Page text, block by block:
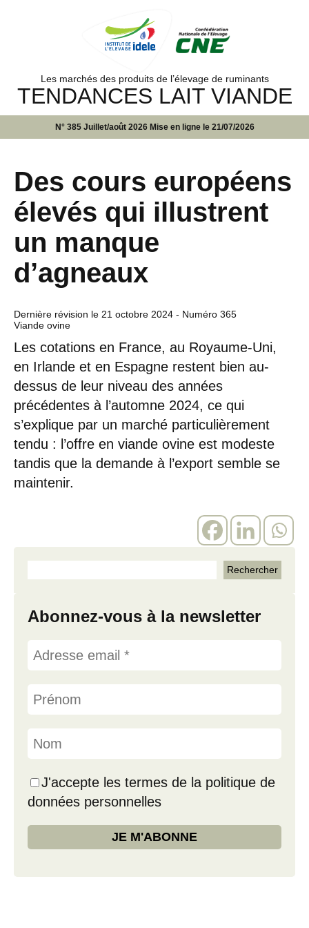
Les marchés des produits de l’élevage de ruminants
TENDANCES LAIT VIANDE
N° 385 Juillet/août 2026 Mise en ligne le 21/07/2026
Des cours européens
élevés qui illustrent
un manque
d’agneaux
Dernière révision le 21 octobre 2024 - Numéro 365
Viande ovine
Les cotations en France, au Royaume-Uni,
en Irlande et en Espagne restent bien au-
dessus de leur niveau des années
précédentes à l’automne 2024, ce qui
s’explique par un marché particulièrement
tendu : l’offre en viande ovine est modeste
tandis que la demande à l’export semble se
maintenir.
Abonnez-vous à la newsletter
J'accepte les termes de la politique de
données personnelles